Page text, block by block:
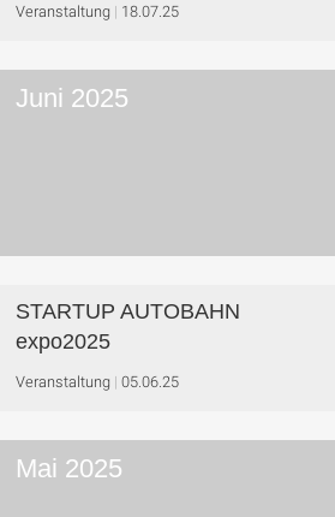
Veranstaltung 18.07.25
Juni 2025
STARTUP AUTOBAHN
expo2025
Veranstaltung 05.06.25
Mai 2025